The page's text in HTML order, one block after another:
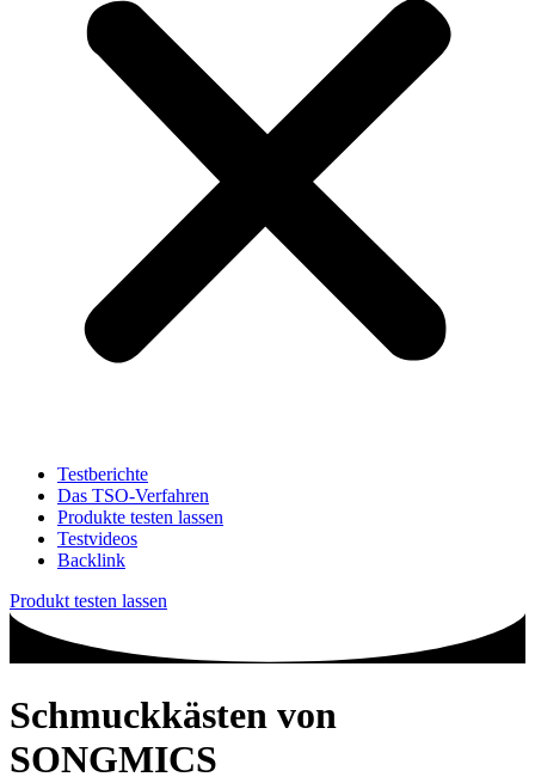
Testberichte
Das TSO-Verfahren
Produkte testen lassen
Testvideos
Backlink
Produkt testen lassen
Schmuckkästen von
SONGMICS